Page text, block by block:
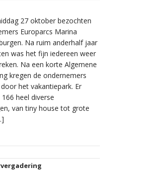
27 oktober bezochten
Europarcs Marina
Na ruim anderhalf jaar
was het fijn iedereen weer
Na een korte Algemene
kregen de ondernemers
het vakantiepark. Er
heel diverse
van tiny house tot grote